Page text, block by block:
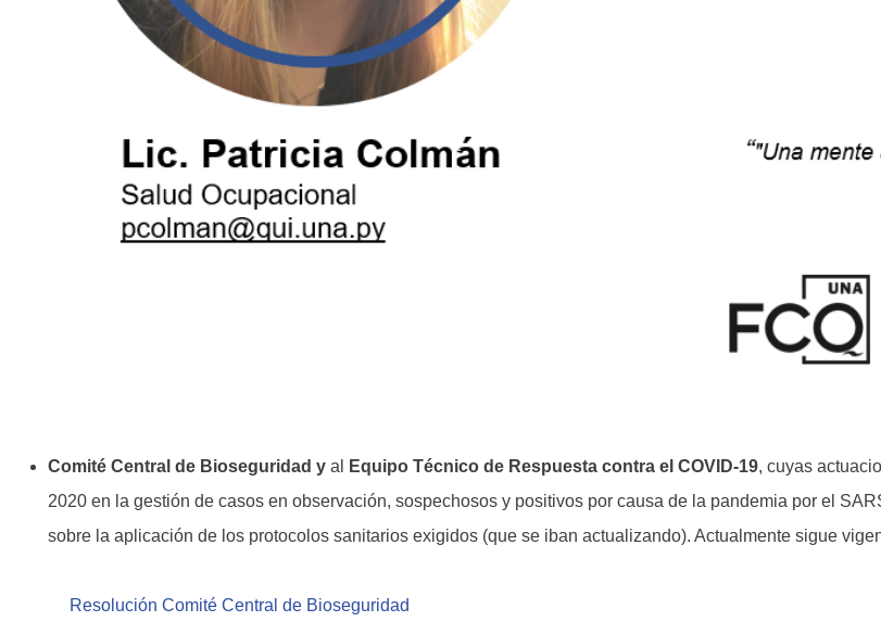
Comité Central de Bioseguridad y al Equipo Técnico de Respuesta contra el COVID-19, cuyas
2020 en la gestión de casos en observación, sospechosos y positivos por causa de la pandemia por el
sobre la aplicación de los protocolos sanitarios exigidos (que se iban actualizando). Actualmente sigue
Resolución Comité Central de Bioseguridad